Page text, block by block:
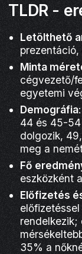
TLDR -
Letölthető
Minta
cégvezető/
egyetemi
Demográfia
44 és 45-
dolgozik,
meg a
Fő
eszközként
Előfizetés
rendelkezik;
35% a